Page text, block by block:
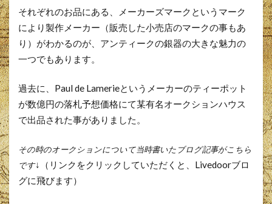
それぞれのお品にある、メーカーズマークというマーク
により製作メーカー（販売した小売店のマークの事もあ
り）がわかるのが、アンティークの銀器の大きな魅力の
一つでもあります。
過去に、Paul de Lamerieというメーカーのティーポット
が数億円の落札予想価格にて某有名オークションハウス
で出品された事がありました。
その時のオークションについて当時書いたブログ記事がこちら
です↓（リンクをクリックしていただくと、Livedoorブロ
グに飛びます）